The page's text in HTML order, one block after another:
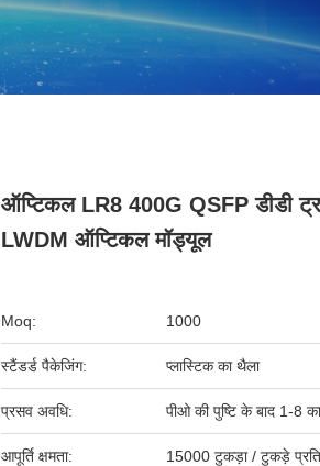
ऑप्टिकल LR8 400G QSFP डीडी
LWDM ऑप्टिकल मॉड्यूल
Moq: 1000
स्टैंडर्ड पैकेजिंग: प्लास्टिक का थैला
प्रसव अवधि: पीओ की पुष्टि के बाद 1-8
आपूर्ति क्षमता: 15000 टुकड़ा / टुकड़े प्रति